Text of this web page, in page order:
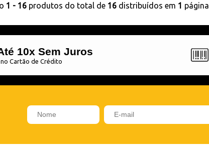
1 - 16 produtos do total de 16distribuídos em 1 página
10x Sem Juros
no Cartão de Crédito